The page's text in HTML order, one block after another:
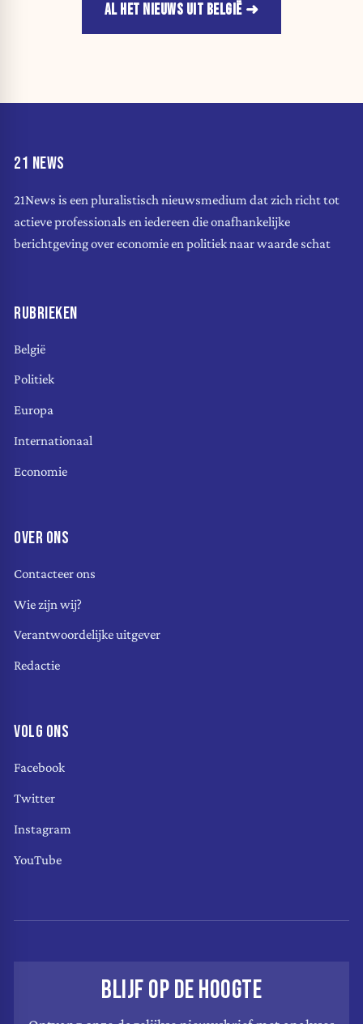
AL HET NIEUWS UIT BELGIË
21 NEWS
21News is een pluralistisch nieuwsmedium dat zich richt tot
actieve professionals en iedereen die onafhankelijke
berichtgeving over economie en politiek naar waarde schat
RUBRIEKEN
België
Politiek
Europa
Internationaal
Economie
OVER ONS
Contacteer ons
Wie zijn wij?
Verantwoordelijke uitgever
Redactie
VOLG ONS
Facebook
Twitter
Instagram
YouTube
BLIJF OP DE HOOGTE